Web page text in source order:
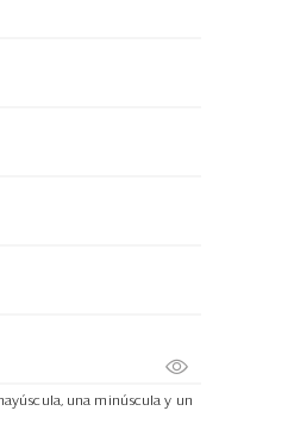
una minúscula y un